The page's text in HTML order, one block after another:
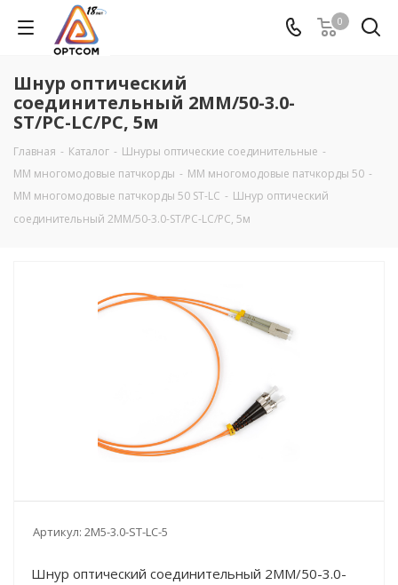
0
Шнур оптический
соединительный 2MM/50-3.0-
ST/PC-LC/PC, 5м
Главная - Каталог - Шнуры оптические соединительные -
MM многомодовые патчкорды - ММ многомодовые патчкорды 50 -
ММ многомодовые патчкорды 50 ST-LC - Шнур оптический
соединительный 2MM/50-3.0-ST/PC-LC/PC, 5м
Артикул: 2M5-3.0-ST-LC-5
Шнур оптический соединительный 2MM/50-3.0-